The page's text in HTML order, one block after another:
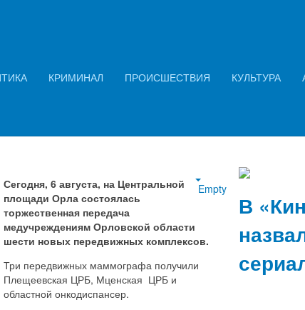
КРИМИНАЛ ПРОИСШЕСТВИЯ КУЛЬТУРА
Empty
Сегодня, 6 августа, на Центральной
площади Орла состоялась
торжественная передача
медучреждениям Орловской области
шести новых передвижных комплексов.
Три передвижных маммографа получили
Плещеевская ЦРБ, Мценская ЦРБ и
областной онкодиспансер.
В